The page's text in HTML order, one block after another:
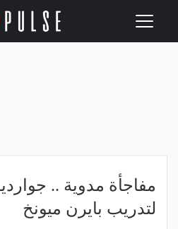
Toggle
مفاجأة مدوية ..
لتدريب بايرن ميونخ